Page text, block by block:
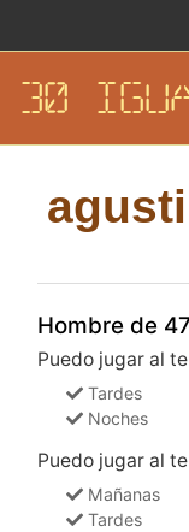
30
Hombre de
Puedo jugar al
Tardes
Noches
Puedo jugar al
Mañanas
Tardes